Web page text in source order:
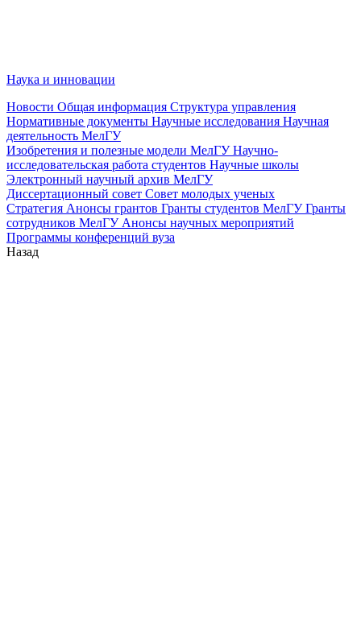
Наука и инновации
Новости Общая информация Структура управления
Нормативные документы Научные исследования Научная
деятельность МелГУ
Изобретения и полезные модели МелГУНаучно-
исследовательская работа студентов Научные школы
Электронный научный архив МелГУ
Диссертационный совет Совет молодых ученых
Стратегия Анонсы грантов Гранты студентов МелГУГранты
сотрудников МелГУАнонсы научных мероприятий
Программы конференций вуза
Назад